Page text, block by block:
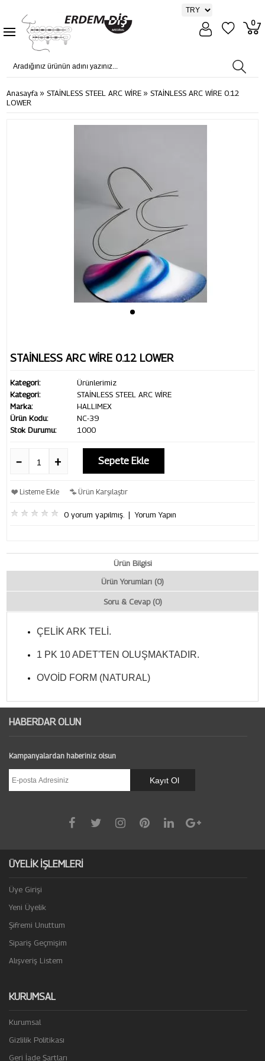
0
Anasayfa » STAİNLESS STEEL ARC WİRE » STAİNLESS ARC WİRE 0.12
LOWER
STAİNLESS ARC WİRE 0.12 LOWER
Kategori:
Ürünlerimiz
Kategori:
STAİNLESS STEEL ARC WİRE
Marka:
HALLIMEX
Ürün Kodu:
NC-39
Stok Durumu:
1000
Sepete Ekle
Listeme Ekle Ürün Karşılaştır
0 yorum yapılmış. |Yorum Yapın
Ürün Bilgisi
Ürün Yorumları (0)
Soru & Cevap (0)
ÇELİK ARK TELİ.
1 PK 10 ADET'TEN OLUŞMAKTADIR.
OVOİD FORM (NATURAL)
HABERDAR OLUN
Kampanyalardan haberiniz olsun
ÜYELİK İŞLEMLERİ
Üye Girişi
Yeni Üyelik
Şifremi Unuttum
Sipariş Geçmişim
Alışveriş Listem
KURUMSAL
Kurumsal
Gizlilik Politikası
Geri İade Şartları